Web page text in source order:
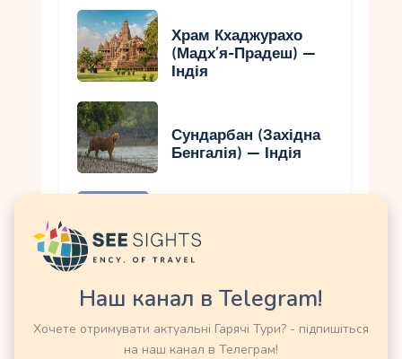
Храм Кхаджурахо
(Мадх’я-Прадеш) —
Індія
Сундарбан (Західна
Бенгалія) — Індія
Індія
Базиліка Бом Ісуса
(Гоа) — Індія
Наш канал в Telegram!
Хочете отримувати актуальні Гарячі Тури? - підпишіться
на наш канал в Телеграм!